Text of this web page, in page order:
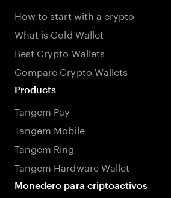
How to start with a crypto
What is Cold Wallet
Best Crypto Wallets
Compare Crypto Wallets
Products
Tangem Pay
Tangem Mobile
Tangem Ring
Tangem Hardware Wallet
Monedero para criptoactivos